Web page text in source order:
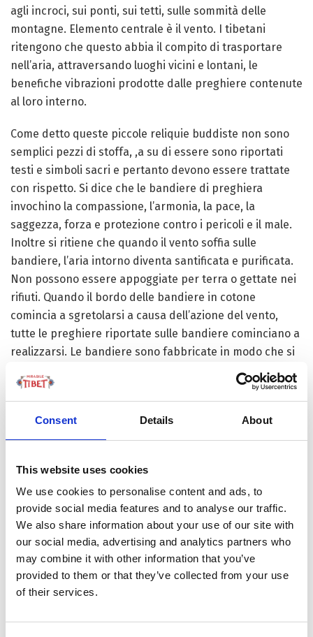
Consent Details About
This website uses cookies
We use cookies to personalise content and ads, to
provide social media features and to analyse our traffic.
We also share information about your use of our site with
our social media, advertising and analytics partners who
may combine it with other information that you’ve
provided to them or that they’ve collected from your use
of their services.
agli incroci, sui ponti, sui tetti, sulle sommità delle
montagne. Elemento centrale è il vento. I tibetani
ritengono che questo abbia il compito di trasportare
nell’aria, attraversando luoghi vicini e lontani, le
benefiche vibrazioni prodotte dalle preghiere contenute
al loro interno.
Come detto queste piccole reliquie buddiste non sono
semplici pezzi di stoffa, ,a su di essere sono riportati
testi e simboli sacri e pertanto devono essere trattate
con rispetto. Si dice che le bandiere di preghiera
invochino la compassione, l’armonia, la pace, la
saggezza, forza e protezione contro i pericoli e il male.
Inoltre si ritiene che quando il vento soffia sulle
bandiere, l’aria intorno diventa santificata e purificata.
Non possono essere appoggiate per terra o gettate nei
rifiuti. Quando il bordo delle bandiere in cotone
comincia a sgretolarsi a causa dell’azione del vento,
tutte le preghiere riportate sulle bandiere cominciano a
realizzarsi. Le bandiere sono fabbricate in modo che si
consumino e si distruggano naturalmente, proprio
perché esse simboleggiano il decadimento della vita
stessa, che si chiude e si riapre in un ciclo continuo.
Vedendo consumarsi le bandiere, infatti, l’uomo
comprende che la vita non è eterna, non è stabile e che
che assume il valore di un dono che ci appartiene solo
per un breve viaggio. Le vecchie bandiere che sono
ormai consumate possono essere sì cambiate, ma
anche in questo caso mai gettate via, bensì bruciate,
affinché il fumo possa trasportare la loro benedizione.
simbologia. Spesso al centro delle bandiere è raffigurato